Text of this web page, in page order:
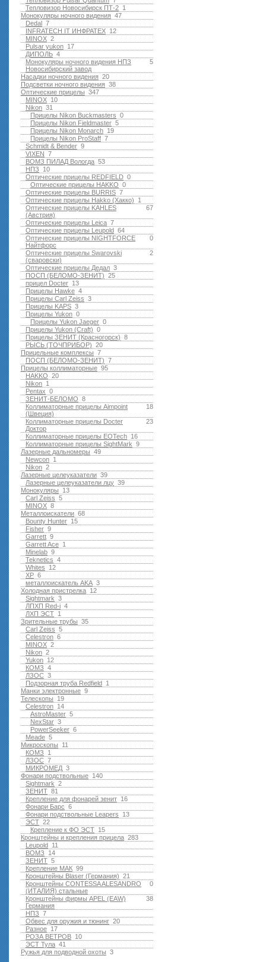
1
Тепловизор Новосибирск ПТ-2
47
Монокуляры ночного видения
7
Dedal
12
INFRATECH IT ИНФРАТЕХ
2
MINOX
17
Pulsar yukon
4
ДИПОЛЬ
5
Монокуляры ночного видения НПЗ
Новосибирский завод
20
Насадки ночного видения
38
Подсветки ночного видения
347
Оптические прицелы
10
MINOX
31
Nikon
0
Прицелы Nikon Buckmasters
5
Прицелы Nikon Fieldmaster
19
Прицелы Nikon Monarch
7
Прицелы Nikon ProStaff
9
Schmidt & Bender
7
VIXEN
53
ВОМЗ ПИЛАД Вологда
10
НПЗ
0
Оптические прицелы REDFIELD
0
Оптические прицелы HAKKO
7
Оптические прицелы BURRIS
1
Оптические прицелы Hakko (Хакко)
67
Оптические прицелы KAHLES
(Австрия)
7
Оптические прицелы Leica
64
Оптические прицелы Leupold
0
Оптические прицелы NIGHTFORCE
Найтфорс
2
Оптические прицелы Swarovski
(сваровски)
3
Оптические прицелы Дедал
25
ПОСП (БЕЛОМО-ЗЕНИТ)
13
прицел Docter
4
Прицелы Hawke
3
Прицелы Carl Zeiss
3
Прицелы KAPS
0
Прицелы Yukon
0
Прицелы Yukon Jaeger
0
Прицелы Yukon (Craft)
8
Прицелы ЗЕНИТ (Красногорск)
20
РЫСЬ (ТОЧПРИБОР)
7
Прицельные комплексы
7
ПОСП (БЕЛОМО-ЗЕНИТ)
95
Прицелы коллиматорные
20
HAKKO
1
Nikon
0
Pentax
8
ЗЕНИТ-БЕЛОМО
18
Коллиматорные прицелы Aimpoint
(Швеция)
23
Коллиматорные прицелы Docter
Доктор
16
Коллиматорные прицелы EOTech
9
Коллиматорные прицелы SightMark
49
Лазерные дальномеры
1
Newcon
2
Nikon
39
Лазерные целеуказатели
39
Лазерные целеуказатели лцу
13
Монокуляры
5
Carl Zeiss
8
MINOX
68
Металлоискатели
15
Bounty Hunter
9
Fisher
9
Garrett
1
Garrett Ace
9
Minelab
4
Teknetics
12
Whites
6
XP
3
металлоискатель AKA
12
Холодная пристрелка
3
Sightmark
4
ЛПХП Red-i
1
ЛХП ЭСТ
35
Зрительные трубы
5
Carl Zeiss
6
Celestron
2
MINOX
2
Nikon
12
Yukon
4
КОМЗ
3
ЛЗОС
1
Подзорная труба Redfield
9
Манки электронные
19
Телескопы
14
Celestron
5
AstroMaster
3
NexStar
6
PowerSeeker
5
Meade
11
Микроскопы
1
КОМЗ
7
ЛЗОС
3
МИКРОМЕД
140
Фонари подствольные
2
Sightmark
81
ЗЕНИТ
16
Крепление для фонарей зенит
6
Фонари Барс
13
Фонари подствольные Leapers
22
ЭСТ
15
Крепление к ФО ЭСТ
283
Кронштейны и крепления прицела
11
Leupold
14
ВОМЗ
5
ЗЕНИТ
99
Крепление МАК
21
Кронштейны Blaser (Германия)
0
Кронштейны CONTESSA ALESANDRO
(ИТАЛИЯ) стальные
38
Кронштейны фирмы APEL (EAW)
Германия
7
НПЗ
20
Обвес для оружия и тюнинг
17
Разное
10
РОЗА ВЕТРОВ
41
ЭСТ Тула
3
Ружья для подводной оxоты